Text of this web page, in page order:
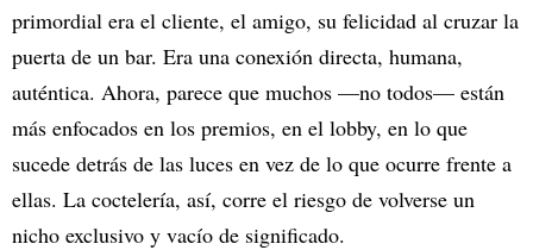
primordial era el cliente, el amigo, su felicidad al cruzar la
puerta de un bar. Era una conexión directa, humana,
auténtica. Ahora, parece que muchos —no todos— están
más enfocados en los premios, en el lobby, en lo que
sucede detrás de las luces en vez de lo que ocurre frente a
ellas. La coctelería, así, corre el riesgo de volverse un
nicho exclusivo y vacío de significado.